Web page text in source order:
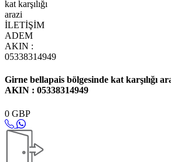
Girne bellapais bölgesinde kat karşılığı
AKIN : 05338314949
0 GBP